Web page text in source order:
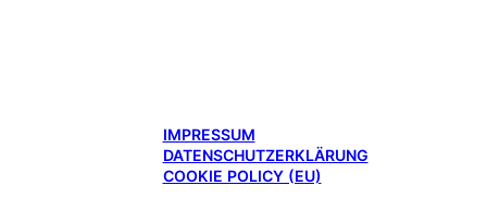
IMPRESSUM
DATENSCHUTZERKLÄRUNG
COOKIE POLICY (EU)